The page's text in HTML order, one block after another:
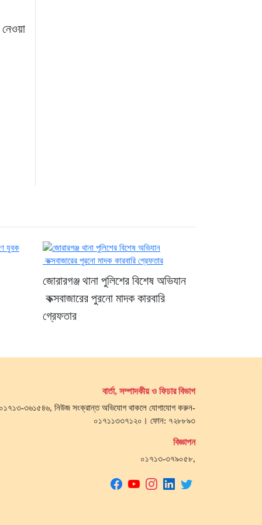
জোরারগঞ্জ থানা পুলিশের বিশেষ অভিযান
কক্সবাজারের পুরনো মাদক কারবারি
গ্রেফতার
বার্তা, সম্পাদকীয় ও ফিচার বিভাগ
০১৭১৩-৩৬১৫৪৬, নিউজ সংক্রান্ত অভিযোগ থাকলে যোগাযোগ করুন-
০১৭১১৩৩৭১২০। ফোন: ৭২৮৮৯৩
বিজ্ঞাপন
০১৭১৩-৩৭৯০৫৮,